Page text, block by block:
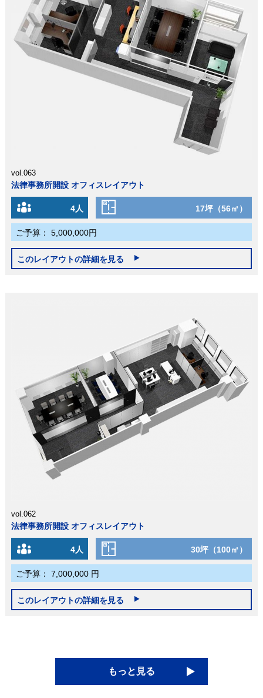
vol.063
法律事務所開設 オフィスレイアウト
4人 17坪（56㎡）
ご予算： 5,000,000円
このレイアウトの詳細を見る
vol.062
法律事務所開設 オフィスレイアウト
4人 30坪（100㎡）
ご予算： 7,000,000 円
このレイアウトの詳細を見る
もっと見る